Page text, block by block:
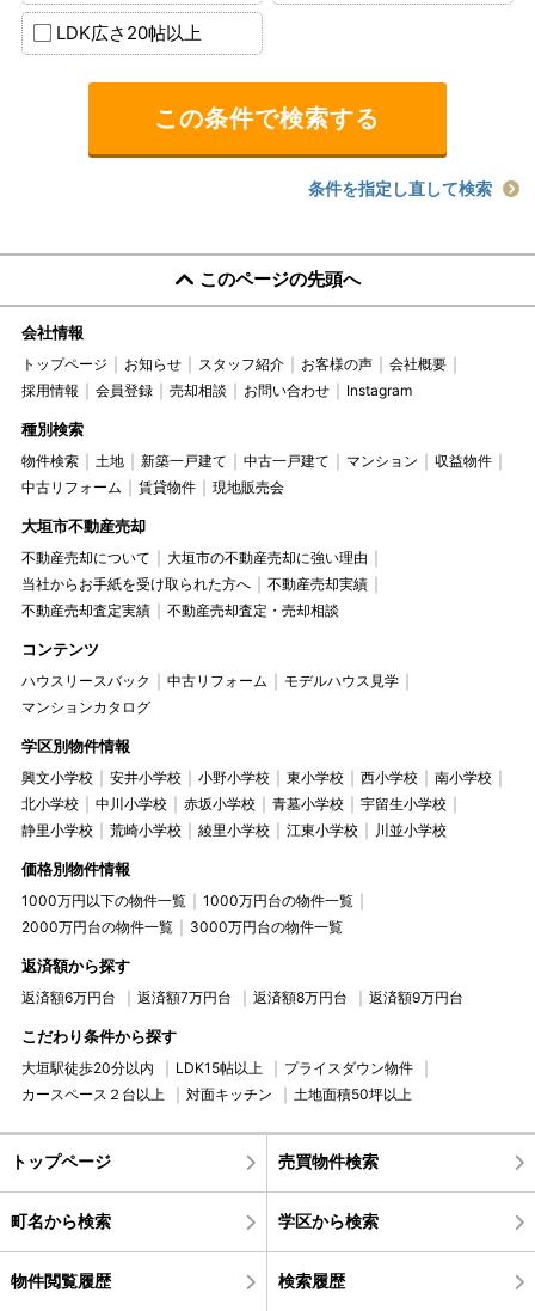
LDK広さ20帖以上
条件を指定し直して検索
このページの先頭へ
会社情報
トップページ お知らせ スタッフ紹介 お客様の声
会社概要
採用情報
会員登録 売却相談 お問い合わせ Instagram
種別検索
物件検索 土地 新築一戸建て 中古一戸建て マンション
収益物件
中古リフォーム
賃貸物件 現地販売会
大垣市不動産売却
不動産売却について
大垣市の不動産売却に強い理由
当社からお手紙を受け取られた方へ
不動産売却実績
不動産売却査定実績
不動産売却査定・売却相談
コンテンツ
ハウスリースバック 中古リフォーム
モデルハウス見学
マンションカタログ
学区別物件情報
興文小学校 安井小学校 小野小学校 東小学校 西小学校
南小学校
北小学校
中川小学校 赤坂小学校 青墓小学校
宇留生小学校
静里小学校
荒崎小学校 綾里小学校 江東小学校 川並小学校
価格別物件情報
1000万円以下の物件一覧
1000万円台の物件一覧
2000万円台の物件一覧
3000万円台の物件一覧
返済額から探す
返済額6万円台 返済額7万円台 返済額8万円台 返済額9万円台
こだわり条件から探す
大垣駅徒歩20分以内 LDK15帖以上
プライスダウン物件
カースペース２台以上
対面キッチン 土地面積50坪以上
トップページ 売買物件検索
町名から検索 学区から検索
物件閲覧履歴 検索履歴